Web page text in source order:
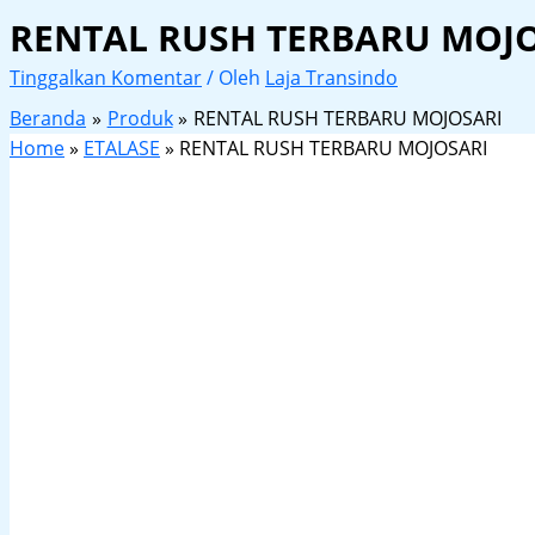
RENTAL RUSH TERBARU
Tinggalkan Komentar/ Oleh Laja Transindo
Beranda
Produk
RENTAL RUSH TERBARU MOJOSARI
Home» ETALASE » RENTAL RUSH TERBARU MOJOSARI